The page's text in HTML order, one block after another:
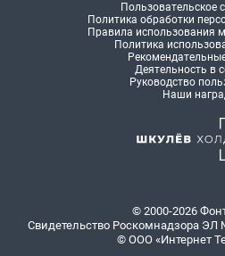
Пользовательское
Политика обработки
Правила использования
Политика
Деятельность в
Руководство
Наши
© 2000-2026
Свидетельство Роскомнадзора ЭЛ
© ООО «Интернет